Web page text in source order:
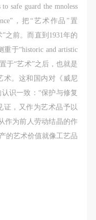
safe guard the mnoless
，把“艺术作品”置
之前。而直到1931年的
于“historic and artistic
于“艺术”之后，也就是
术。这和国内对《威尼
识一致：“保护与修复
证，又作为艺术品予以
作为前人劳动结晶的作
的艺术价值就像工艺品